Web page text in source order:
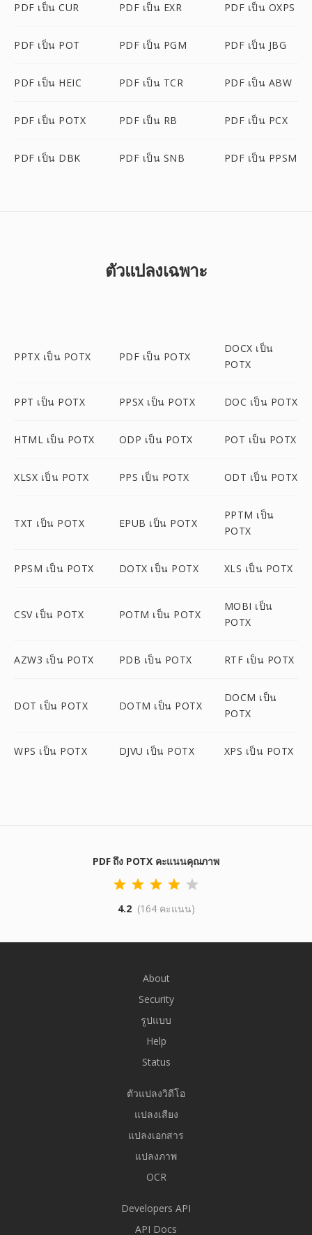
PDF เป็น CUR PDF เป็น EXR PDF เป็น OXPS
PDF เป็น POT PDF เป็น PGM PDF เป็น JBG
PDF เป็น HEIC PDF เป็น TCR PDF เป็น ABW
PDF เป็น POTX PDF เป็น RB PDF เป็น PCX
PDF เป็น DBK PDF เป็น SNB PDF เป็น PPSM
ตัวแปลงเฉพาะ
PPTX เป็น POTX PDF เป็น POTX
DOCX เป็น
POTX
PPT เป็น POTX PPSX เป็น POTX DOC เป็น POTX
HTML เป็น POTX ODP เป็น POTX POT เป็น POTX
XLSX เป็น POTX PPS เป็น POTX ODT เป็น POTX
TXT เป็น POTX EPUB เป็น POTX
PPTM เป็น
POTX
PPSM เป็น POTX DOTX เป็น POTX XLS เป็น POTX
CSV เป็น POTX POTM เป็น POTX
MOBI เป็น
POTX
AZW3 เป็น POTX PDB เป็น POTX RTF เป็น POTX
DOT เป็น POTX DOTM เป็น POTX
DOCM เป็น
POTX
WPS เป็น POTX DJVU เป็น POTX XPS เป็น POTX
PDF ถึง POTX คะแนนคุณภาพ
4.2 (164 คะแนน)
About
Security
รูปแบบ
Help
Status
ตัวแปลงวิดีโอ
แปลงเสียง
แปลงเอกสาร
แปลงภาพ
OCR
Developers API
API Docs